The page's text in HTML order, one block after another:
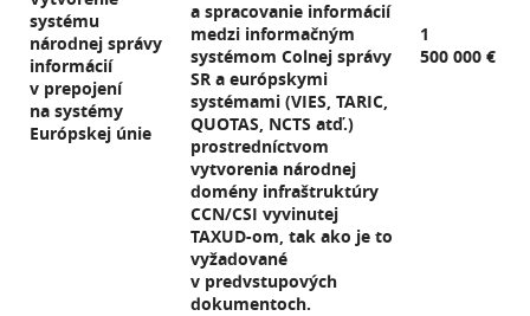
systému
národnej správy
informácií
v prepojení
na systémy
Európskej únie
a spracovanie informácií
medzi informačným
systémom Colnej správy
SR a európskymi
systémami (VIES, TARIC,
QUOTAS, NCTS atď.)
prostredníctvom
vytvorenia národnej
domény infraštruktúry
CCN/CSI vyvinutej
TAXUD-om, tak ako je to
vyžadované
v predvstupových
dokumentoch.
1
500 000 €